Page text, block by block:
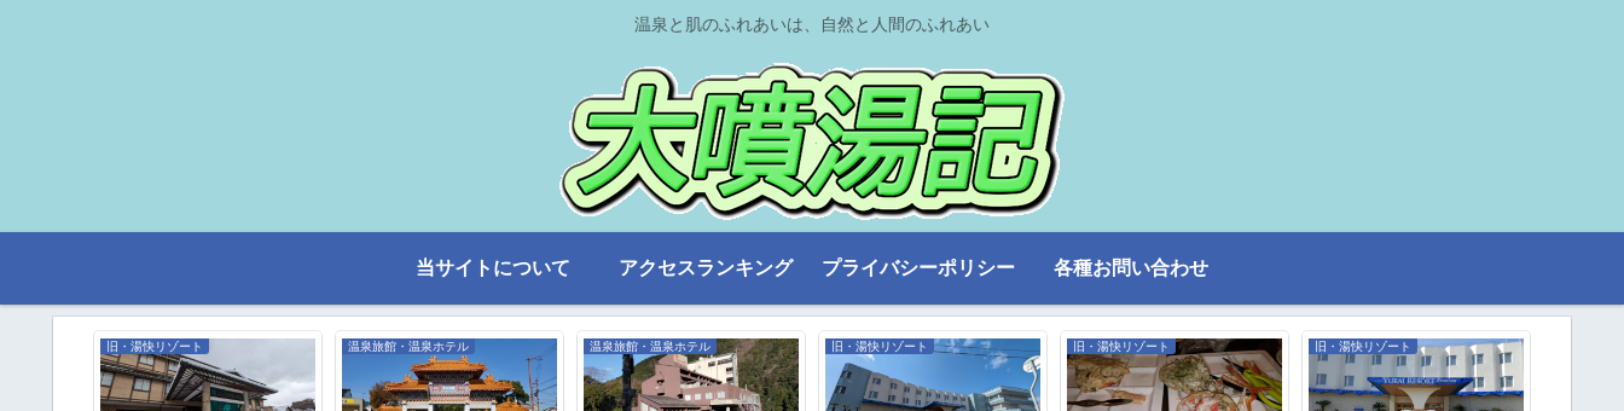
温泉と肌のふれあいは、自然と人間のふれあい
当サイトについて アクセスランキング プライバシーポリシー 各種お問い合わせ
旧・湯快リゾート 温泉旅館・温泉ホテル 温泉旅館・温泉ホテル 旧・湯快リゾート 旧・湯快リゾート 旧・湯快リゾート